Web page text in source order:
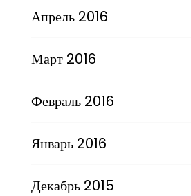
Апрель 2016
Март 2016
Февраль 2016
Январь 2016
Декабрь 2015